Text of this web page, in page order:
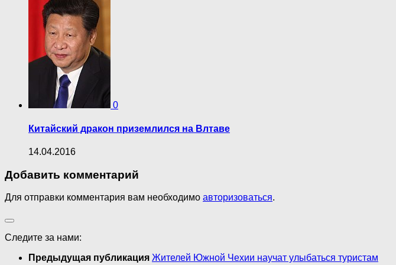
0
Китайский дракон приземлился на Влтаве
14.04.2016
Добавить комментарий
Для отправки комментария вам необходимо авторизоваться.
Следите за нами:
Предыдущая публикация Жителей Южной Чехии научат улыбаться туристам